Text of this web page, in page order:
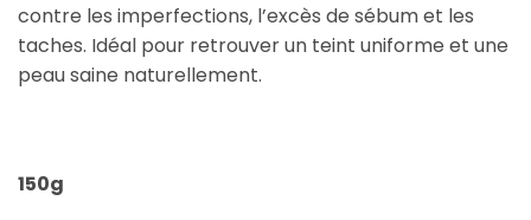
contre les imperfections, l’excès de sébum et les
taches. Idéal pour retrouver un teint uniforme et une
peau saine naturellement.
150g